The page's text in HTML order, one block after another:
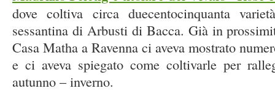
dove coltiva circa duecentocinquanta
sessantina di Arbusti di Bacca. Già in
Casa Matha a Ravenna ci aveva mostrato
e ci aveva spiegato come coltivarle per
autunno – inverno.